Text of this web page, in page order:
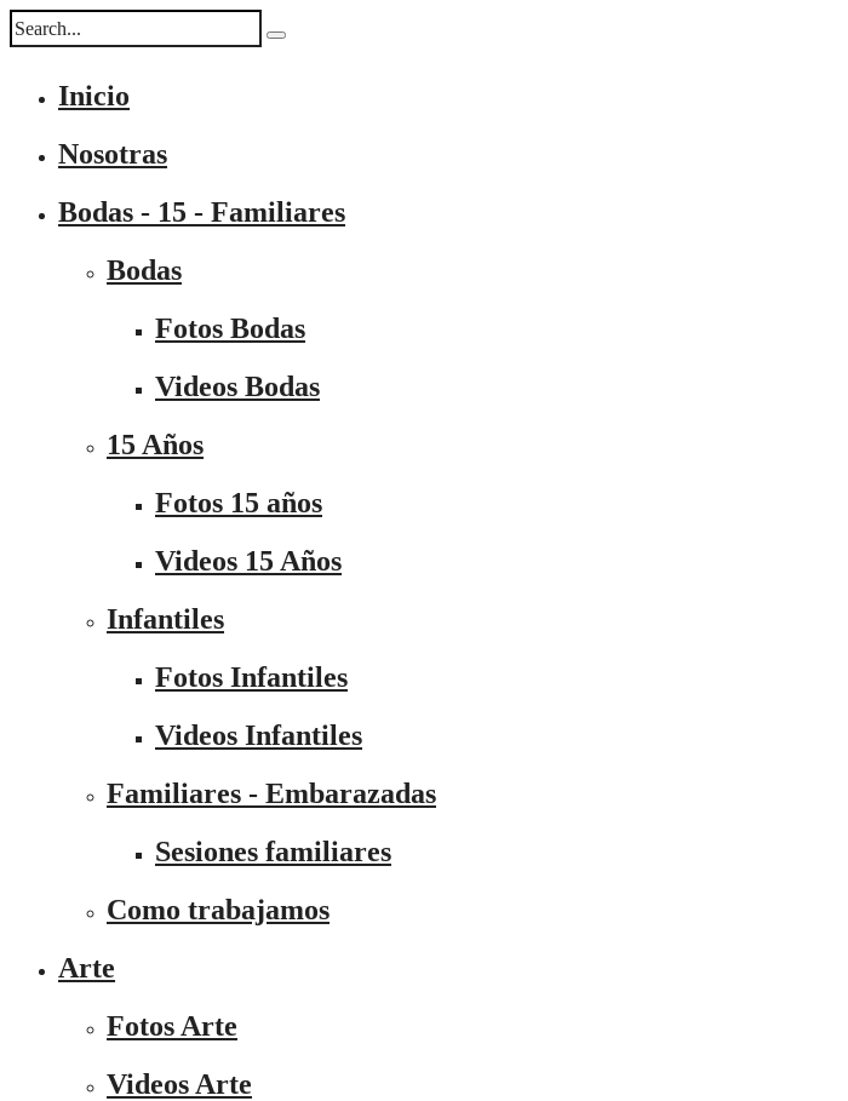
Inicio
Nosotras
Bodas - 15 - Familiares
Bodas
Fotos Bodas
Videos Bodas
15 Años
Fotos 15 años
Videos 15 Años
Infantiles
Fotos Infantiles
Videos Infantiles
Familiares - Embarazadas
Sesiones familiares
Como trabajamos
Arte
Fotos Arte
Videos Arte